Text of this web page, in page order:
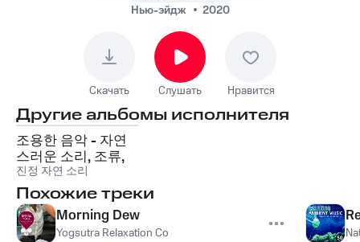
Нью-эйдж
2020
Скачать Слушать Нравится
Другие альбомы исполнителя
조용한 음악 - 자연
스러운 소리, 조류,
물, 비, 기분 전환, 마
음 챙김, 마사지, 독
서, 배경 음악
진정 자연 소리
Похожие треки
Morning Dew
Yogsutra Relaxation Co